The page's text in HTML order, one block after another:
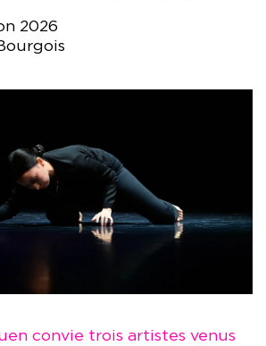
2026
convie trois artistes venus